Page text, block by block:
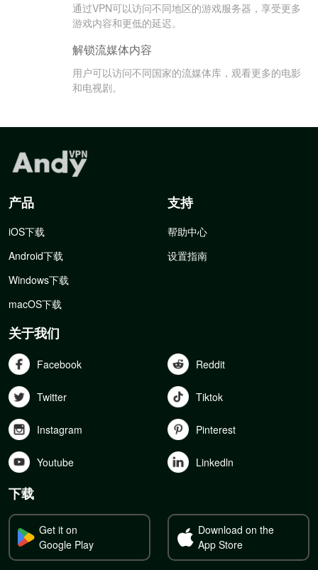
通过VPN可以访问不同地区的游戏服务器，享受更多
游戏内容和更低的延迟。
解锁流媒体内容
用户可以访问不同国家的流媒体库，观看更多的电影
和电视剧。
产品
iOS下载
Android下载
Windows下载
macOS下载
支持
帮助中心
设置指南
关于我们
Facebook Reddit
Twitter Tiktok
Instagram Pinterest
Youtube Linkedln
下载
Get it on
Google Play
Download on the
App Store